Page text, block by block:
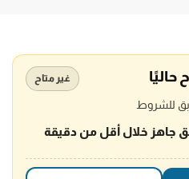
حاليًا غير متاح
للشروط
جاهز خلال أقل من دقيقة